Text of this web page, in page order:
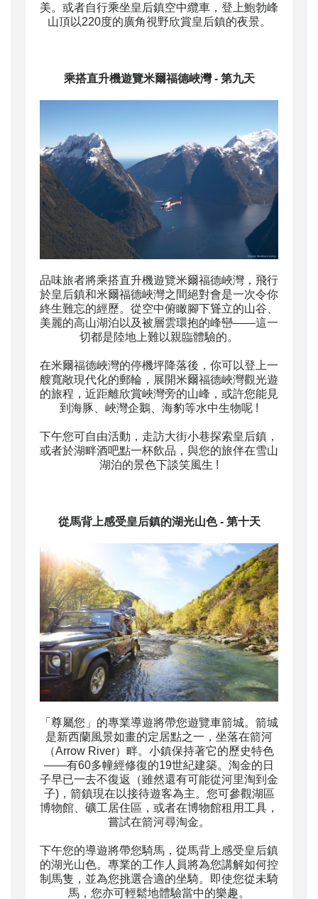
美。或者自行乘坐皇后鎮空中纜車，登上鮑勃峰
山頂以220度的廣角視野欣賞皇后鎮的夜景。
乘搭直升機遊覽米爾福德峽灣- 第九天
品味旅者將乘搭直升機遊覽米爾福德峽灣，飛行
於皇后鎮和米爾福德峽灣之間絕對會是一次令你
終生難忘的經歷。從空中俯瞰腳下聳立的山谷、
美麗的高山湖泊以及被層雲環抱的峰巒——這一
切都是陸地上難以親臨體驗的。
在米爾福德峽灣的停機坪降落後，你可以登上一
艘寬敞現代化的郵輪，展開米爾福德峽灣觀光遊
的旅程，近距離欣賞峽灣旁的山峰，或許您能見
到海豚、峽灣企鵝、海豹等水中生物呢 !
下午您可自由活動，走訪大街小巷探索皇后鎮，
或者於湖畔酒吧點一杯飲品，與您的旅伴在雪山
湖泊的景色下談笑風生 !
從馬背上感受皇后鎮的湖光山色- 第十天
「尊屬您」的專業導遊將帶您遊覽車箭城。箭城
是新西蘭風景如畫的定居點之一，坐落在箭河
（Arrow River）畔。小鎮保持著它的歷史特色
——有60多幢經修復的19世紀建築。淘金的日
子早已一去不復返（雖然還有可能從河里淘到金
子)，箭鎮現在以接待遊客為主。您可參觀湖區
博物館、礦工居住區，或者在博物館租用工具，
嘗試在箭河尋淘金。
下午您的導遊將帶您騎馬，從馬背上感受皇后鎮
的湖光山色。專業的工作人員將為您講解如何控
制馬隻，並為您挑選合適的坐騎。即使您從未騎
馬，您亦可輕鬆地體驗當中的樂趣。